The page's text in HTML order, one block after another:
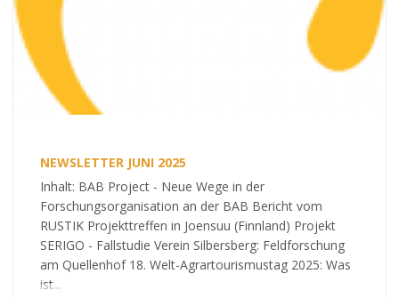
NEWSLETTER JUNI 2025
Inhalt: BAB Project - Neue Wege in der
Forschungsorganisation an der BAB Bericht vom
RUSTIK Projekttreffen in Joensuu (Finnland) Projekt
SERIGO - Fallstudie Verein Silbersberg: Feldforschung
am Quellenhof 18. Welt-Agrartourismustag 2025: Was
ist...